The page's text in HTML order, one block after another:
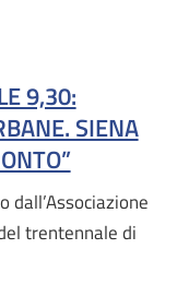
9,30:
SIENA
dall’Associazione
trentennale di